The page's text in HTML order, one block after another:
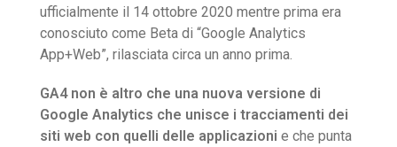
ufficialmente il 14 ottobre 2020 mentre prima era
conosciuto come Beta di “Google Analytics
App+Web”, rilasciata circa un anno prima.
GA4 non è altro che una nuova versione di
Google Analytics che unisce i tracciamenti dei
siti web con quelli delle applicazioni e che punta